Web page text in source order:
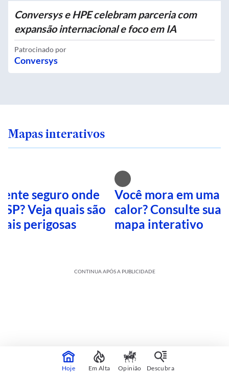
Conversys e HPE celebram parceria com
expansão internacional e foco em IA
Patrocinado por
Conversys
Mapas interativos
seguro onde
SP? Veja quais são
perigosas
Você mora em uma
calor? Consulte sua
mapa interativo
CONTINUA APÓS A PUBLICIDADE
Hoje Em Alta Opinião Descubra